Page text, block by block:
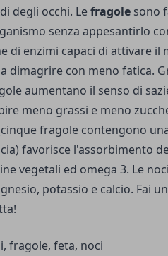
degli occhi. Lefragole sono
senza appesantirlo
di enzimi capaci di attivare il
dimagrire con meno fatica.
aumentano il senso di
meno grassi e meno
fragole contengono
favorisce l'assorbimento
vegetali ed omega 3. Le
potassio e calcio. Fai
fragole, feta, noci